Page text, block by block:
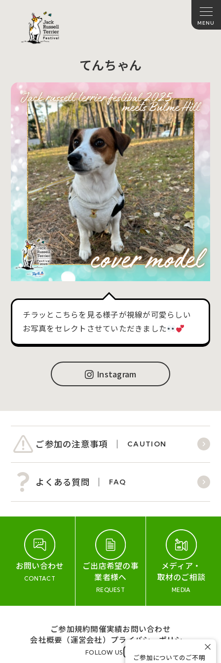
てんちゃん
チラッとこちらを見る様子が視線が可愛らしい
お写真をセレクトさせていただきました
Instagram
ご参加の注意事項 CAUTION
よくある質問 FAQ
お問い合わせ
CONTACT
ご出店希望の事
業者様へ
REQUEST
メディア・
取材のご相談
MEDIA
ご参加規約開催実績お問い合わせ
会社概要（運営会社） プライバシーポリシー
FOLLOW US
ご参加についてのご不明
×